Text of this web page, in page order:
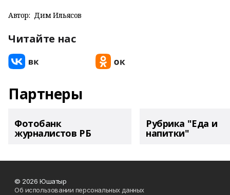
Автор: Дим Ильясов
Читайте нас
Партнеры
Фотобанк
журналистов РБ
Рубрика "Еда и
напитки"
© 2026 Юшатыр
Об использовании персональных данных